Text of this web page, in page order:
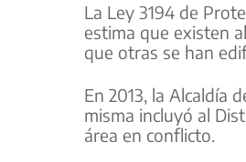
La Ley 3194 de
estima que existen
que otras se han
En 2013, la Alcaldía
misma incluyó al
área en conflicto.